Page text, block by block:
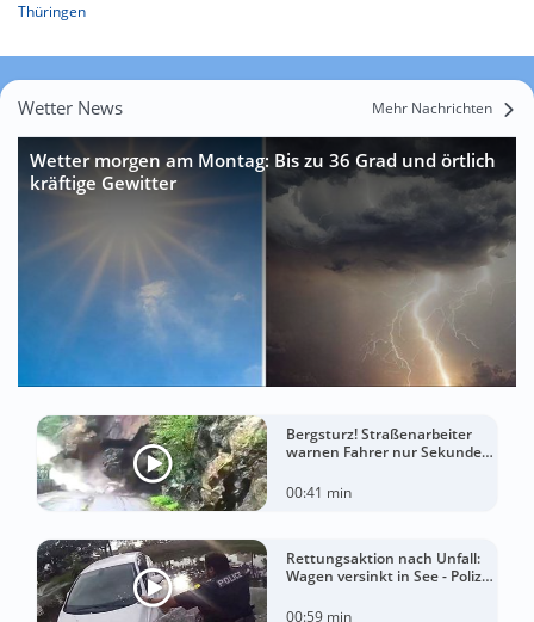
Thüringen
Wetter News Mehr Nachrichten
Wetter morgen am Montag: Bis zu 36 Grad und örtlich
kräftige Gewitter
Bergsturz! Straßenarbeiter
warnen Fahrer nur Sekunden
00:41 min
Rettungsaktion nach Unfall:
Wagen versinkt in See - Polizei
00:59 min